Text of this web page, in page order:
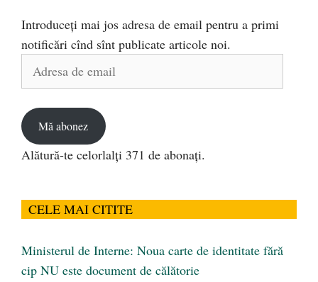
Introduceți mai jos adresa de email pentru a primi
notificări cînd sînt publicate articole noi.
Adresa
Mă abonez
Alătură-te celorlalți 371 de abonați.
CELE MAI CITITE
Ministerul de Interne: Noua carte de identitate fără
cip NU este document de călătorie